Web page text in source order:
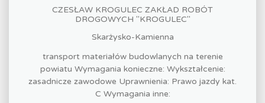
CZESŁAW KROGULEC ZAKŁAD ROBÓT
DROGOWYCH "KROGULEC"
Skarżysko-Kamienna
transport materiałów budowlanych na terenie
powiatu Wymagania konieczne: Wykształcenie:
zasadnicze zawodowe Uprawnienia: Prawo jazdy kat.
C Wymagania inne: